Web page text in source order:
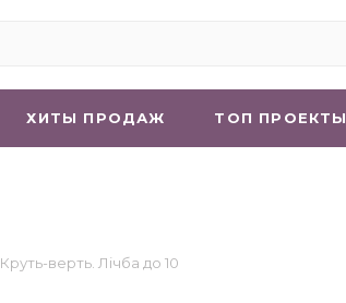
ХИТЫ ПРОДАЖ ТОП ПРОЕКТЫ
Круть-верть. Лічба до 10